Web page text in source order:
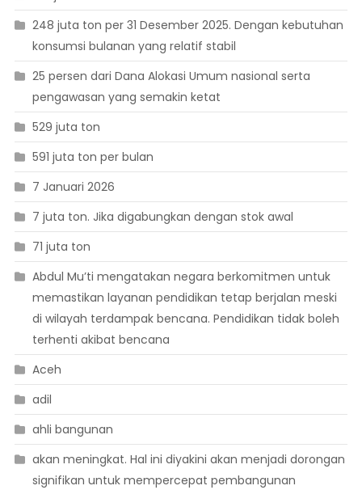
248 juta ton per 31 Desember 2025. Dengan kebutuhan
konsumsi bulanan yang relatif stabil
25 persen dari Dana Alokasi Umum nasional serta
pengawasan yang semakin ketat
529 juta ton
591 juta ton per bulan
7 Januari 2026
7 juta ton. Jika digabungkan dengan stok awal
71 juta ton
Abdul Mu’ti mengatakan negara berkomitmen untuk
memastikan layanan pendidikan tetap berjalan meski
di wilayah terdampak bencana. Pendidikan tidak boleh
terhenti akibat bencana
Aceh
adil
ahli bangunan
akan meningkat. Hal ini diyakini akan menjadi dorongan
signifikan untuk mempercepat pembangunan